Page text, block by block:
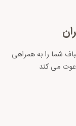
شما را به همراهی
می کند